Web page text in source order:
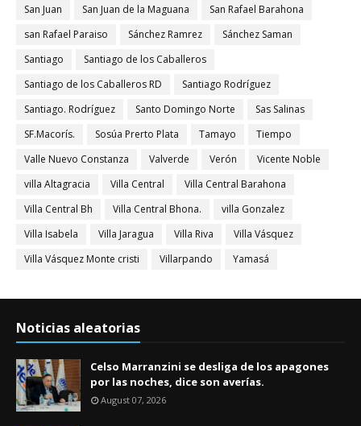
San Juan
San Juan de la Maguana
San Rafael Barahona
san Rafael Paraiso
Sánchez Ramrez
Sánchez Saman
Santiago
Santiago de los Caballeros
Santiago de los Caballeros RD
Santiago Rodríguez
Santiago. Rodríguez
Santo Domingo Norte
Sas Salinas
SF.Macorís.
Sosúa Prerto Plata Tamayo
Tiempo
Valle Nuevo Constanza
Valverde Verón
Vicente Noble
villa Altagracia
Villa Central
Villa Central Barahona
Villa Central Bh
Villa Central Bhona.
villa Gonzalez
Villa Isabela
Villa Jaragua Villa Riva
Villa Vásquez
Villa Vásquez Monte cristi
Villarpando Yamasá
Noticias aleatorias
Celso Marranzini se desliga de los apagones
por las noches, dice son averías.
August 07, 2026